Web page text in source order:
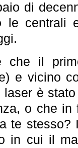
di
le centrali
che il
e vicino
è
o che in
te stesso?
in cui il